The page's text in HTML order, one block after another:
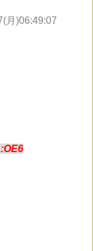
月)06:49:07